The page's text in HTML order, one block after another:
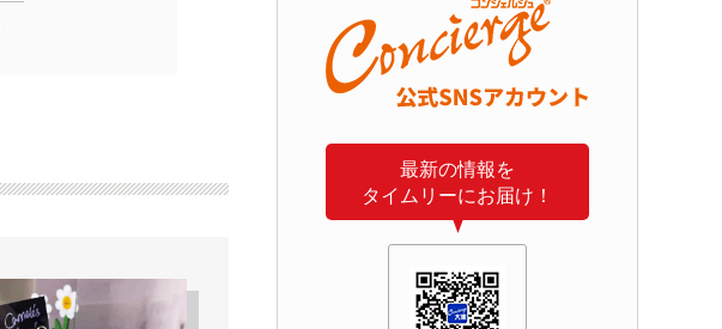
最新の情報を
タイムリーにお届け！